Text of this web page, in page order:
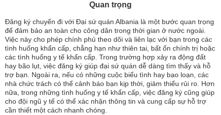
Quan trọng
Đăng ký chuyến đi với Đại sứ quán Albania là một bước quan trọng
để đảm bảo an toàn cho công dân trong thời gian ở nước ngoài.
Việc này cho phép chính phủ theo dõi và liên lạc với bạn trong các
tình huống khẩn cấp, chẳng hạn như thiên tai, bất ổn chính trị hoặc
các tình huống y tế khẩn cấp. Trong trường hợp xảy ra động đất
hay bão lụt, việc đăng ký giúp đại sứ quán dễ dàng tìm thấy và hỗ
trợ bạn. Ngoài ra, nếu có những cuộc biểu tình hay bạo loạn, các
nhà chức trách có thể cảnh báo bạn kịp thời, giảm thiểu rủi ro. Hơn
nữa, trong những tình huống y tế khẩn cấp, việc đăng ký cũng giúp
cho đội ngũ y tế có thể xác nhận thông tin và cung cấp sự hỗ trợ
cần thiết một cách nhanh chóng.